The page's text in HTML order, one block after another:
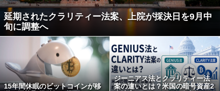
延期されたクラリティー法案、上院が採決日を9月中
旬に調整へ
15年間休眠のビットコインが移
ジーニアス法とクラリティー法
案の違いとは？米国の暗号資産2